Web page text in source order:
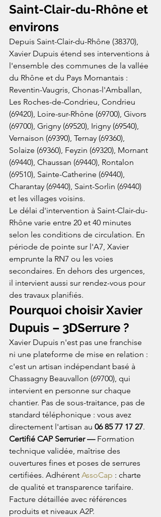
Saint-Clair-du-Rhône et
environs
Depuis Saint-Clair-du-Rhône (38370),
Xavier Dupuis étend ses interventions à
l'ensemble des communes de la vallée
du Rhône et du Pays Mornantais :
Reventin-Vaugris, Chonas-l'Amballan,
Les Roches-de-Condrieu, Condrieu
(69420), Loire-sur-Rhône (69700), Givors
(69700), Grigny (69520), Irigny (69540),
Vernaison (69390), Ternay (69360),
Solaize (69360), Feyzin (69320), Mornant
(69440), Chaussan (69440), Rontalon
(69510), Sainte-Catherine (69440),
Charantay (69440), Saint-Sorlin (69440)
et les villages voisins.
Le délai d'intervention à Saint-Clair-du-
Rhône varie entre 20 et 40 minutes
selon les conditions de circulation. En
période de pointe sur l'A7, Xavier
emprunte la RN7 ou les voies
secondaires. En dehors des urgences,
il intervient aussi sur rendez-vous pour
des travaux planifiés.
Pourquoi choisir Xavier
Dupuis – 3DSerrure ?
Xavier Dupuis n'est pas une franchise
ni une plateforme de mise en relation :
c'est un artisan indépendant basé à
Chassagny Beauvallon (69700), qui
intervient en personne sur chaque
chantier. Pas de sous-traitance, pas de
standard téléphonique : vous avez
directement l'artisan au 06 85 77 17 27.
Certifié CAP Serrurier — Formation
technique validée, maîtrise des
ouvertures fines et poses de serrures
certifiées. Adhérent AssoCap : charte
de qualité et transparence tarifaire.
Facture détaillée avec références
produits et niveaux A2P.